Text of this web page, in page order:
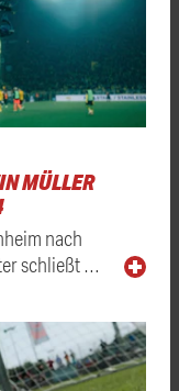
MÜLLER
nach
schließt …